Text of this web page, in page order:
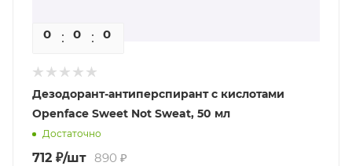
0 0 0
Дезодорант-антиперспирант с кислотами
Openface Sweet Not Sweat, 50 мл
Достаточно
712 ₽/шт 890 ₽